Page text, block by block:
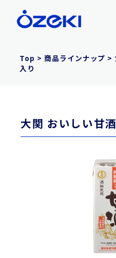
Top > 商品ラインナップ >
入り
大関 おいしい甘